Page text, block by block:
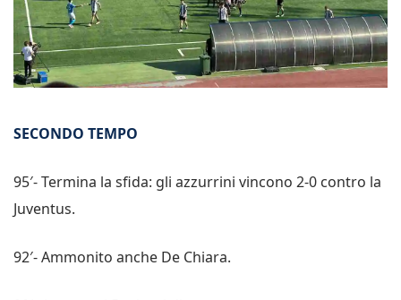
SECONDO TEMPO
95′- Termina la sfida: gli azzurrini vincono 2-0 contro la
Juventus.
92′- Ammonito anche De Chiara.